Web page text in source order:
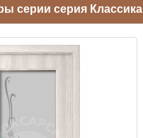
серии серия Классика